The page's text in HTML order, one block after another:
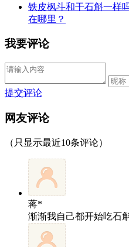
铁皮枫斗和干石斛一样
在哪里？
我要评论
提交评论
网友评论
（只显示最近10条评论）
蒋*
渐渐我自己都开始吃石